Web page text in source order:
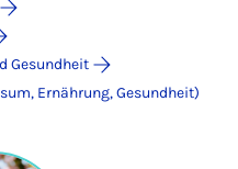
Gesundheit
Ernährung, Gesundheit)